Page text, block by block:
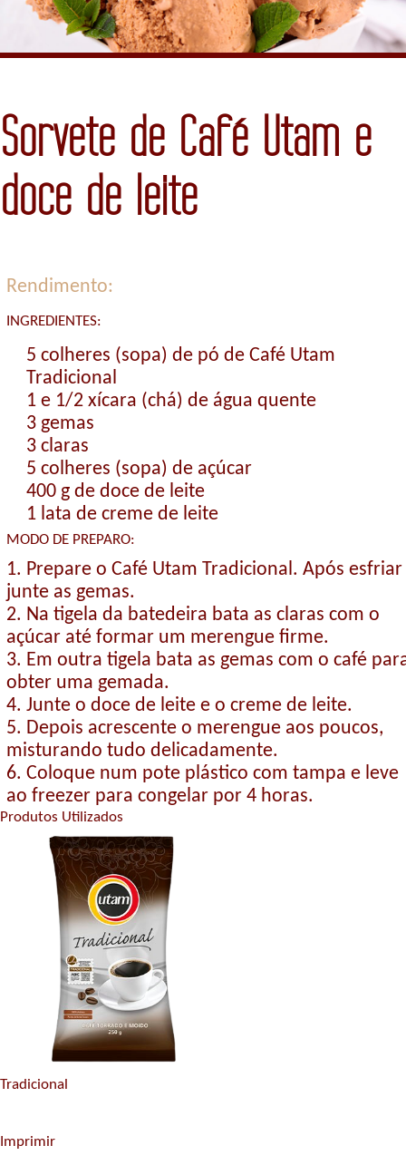
Sorvete de Café Utam e
doce de leite
Rendimento:
INGREDIENTES:
5 colheres (sopa) de pó de Café Utam
Tradicional
1 e 1/2 xícara (chá) de água quente
3 gemas
3 claras
5 colheres (sopa) de açúcar
400 g de doce de leite
1 lata de creme de leite
MODO DE PREPARO:
1. Prepare o Café Utam Tradicional. Após esfriar
junte as gemas.
2. Na tigela da batedeira bata as claras com o
açúcar até formar um merengue firme.
3. Em outra tigela bata as gemas com o café
obter uma gemada.
4. Junte o doce de leite e o creme de leite.
5. Depois acrescente o merengue aos poucos,
misturando tudo delicadamente.
6. Coloque num pote plástico com tampa e leve
ao freezer para congelar por 4 horas.
Produtos Utilizados
Tradicional
Imprimir